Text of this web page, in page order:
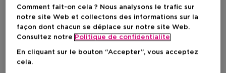
L'OREAL PROFESSIONNEL
Metal Detox
Masque Pour Cheveux
Abîmés Et Cassants
KÉRASTASE
Blond Absolu Bain Lumiere
Shampoing Hydratant
Cheveux Blonds Decolorés
Comment fait-on cela ? Nous analysons le trafic sur
notre site Web et collectons des informations sur la
façon dont chacun se déplace sur notre site Web.
Consultez notre Politique de confidentialite
En cliquant sur le bouton “Accepter”, vous acceptez
cela.